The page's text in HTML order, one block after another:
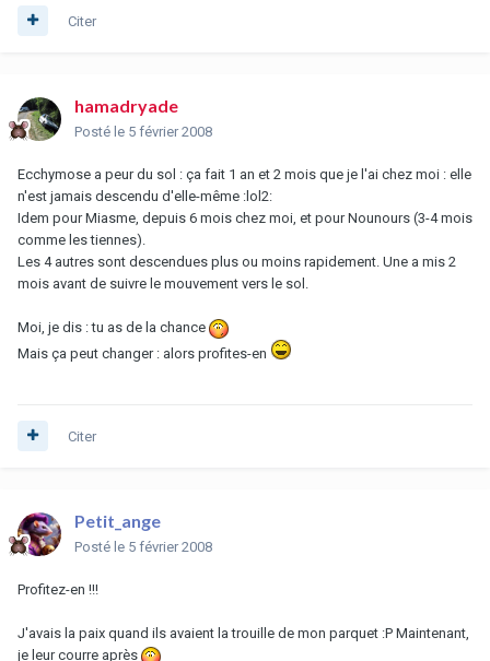
Citer
hamadryade
Posté le 5 février 2008
Ecchymose a peur du sol : ça fait 1 an et 2 mois que je l'ai chez moi : elle
n'est jamais descendu d'elle-même :lol2:
Idem pour Miasme, depuis 6 mois chez moi, et pour Nounours (3-4 mois
comme les tiennes).
Les 4 autres sont descendues plus ou moins rapidement. Une a mis 2
mois avant de suivre le mouvement vers le sol.
Moi, je dis : tu as de la chance
Mais ça peut changer : alors profites-en
Citer
Petit_ange
Posté le 5 février 2008
Profitez-en !!!
J'avais la paix quand ils avaient la trouille de mon parquet :P Maintenant,
je leur courre après